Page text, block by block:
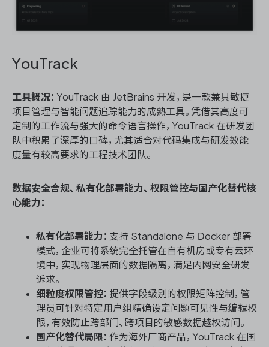
YouTrack
工具概况： YouTrack 由 JetBrains 开发，是一款兼具敏捷
项目管理与智能问题追踪能力的成熟工具。凭借其高度可
定制的工作流与强大的命令语言操作，YouTrack 在研发团
队中积累了深厚的口碑，尤其适合对代码集成与研发效能
度量有较高要求的工程技术团队。
数据安全合规、私有化部署能力、权限管控与国产化替代核
心能力：
私有化部署能力： 支持 Standalone 与 Docker 部署
模式，企业可将系统完全托管在自有机房或专有云环
境中，实现物理层面的数据隔离，满足内网安全研发
诉求。
细粒度权限管控： 提供字段级别的权限矩阵控制，管
理员可针对特定用户组精确设定问题可见性与编辑权
限，有效防止跨部门、跨项目的敏感数据越权访问。
国产化替代局限： 作为海外厂商产品，YouTrack 在国